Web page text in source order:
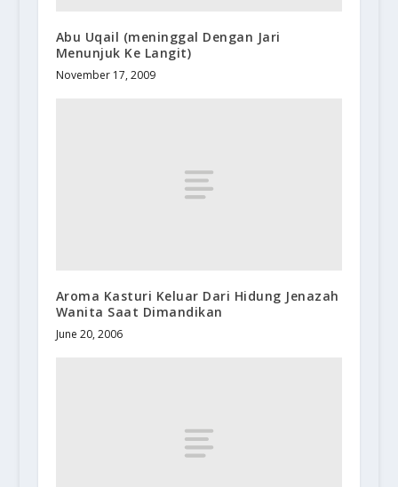
Abu Uqail (meninggal Dengan Jari
Menunjuk Ke Langit)
November 17, 2009
Aroma Kasturi Keluar Dari Hidung Jenazah
Wanita Saat Dimandikan
June 20, 2006